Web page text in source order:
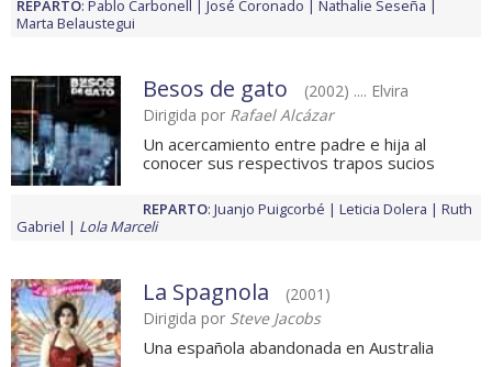
REPARTO: Pablo Carbonell José Coronado
Nathalie Seseña
Marta Belaustegui
Besos de gato
(2002) .... Elvira
Dirigida por Rafael Alcázar
Un acercamiento entre padre e hija al
conocer sus respectivos trapos sucios
REPARTO: Juanjo Puigcorbé Leticia Dolera
Ruth
Gabriel
Lola Marceli
La Spagnola
(2001)
Dirigida por Steve Jacobs
Una española abandonada en Australia